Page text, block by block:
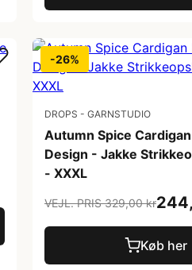
-26%
DROPS - GARNSTUDIO
Autumn Spice Cardigan
Design - Jakke
- XXXL
VEJL. PRIS 329,00 kr
Køb her